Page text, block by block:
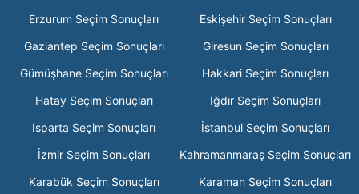
Erzurum Seçim Sonuçları
Eskişehir Seçim Sonuçları
Gaziantep Seçim Sonuçları
Giresun Seçim Sonuçları
Gümüşhane Seçim Sonuçları
Hakkari Seçim Sonuçları
Hatay Seçim Sonuçları
Iğdır Seçim Sonuçları
Isparta Seçim Sonuçları
İstanbul Seçim Sonuçları
İzmir Seçim Sonuçları
Kahramanmaraş Seçim Sonuçları
Karabük Seçim Sonuçları
Karaman Seçim Sonuçları